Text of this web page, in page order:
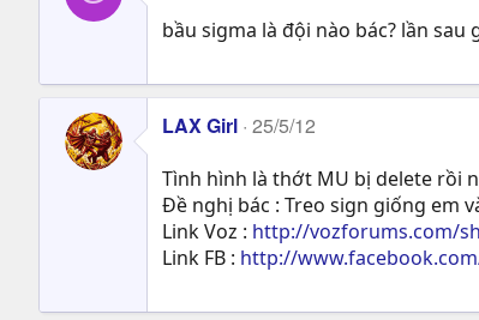
bầu sigma là đội nào bác? lần
LAX Girl 25/5/12
Tình hình là thớt MU bị delete rồi
Đề nghị bác : Treo sign giống em
Link Voz : http://vozforums.com/
Link FB : http://